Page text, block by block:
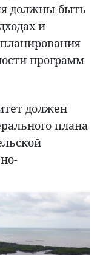
должны быть
и
программ
должен
плана